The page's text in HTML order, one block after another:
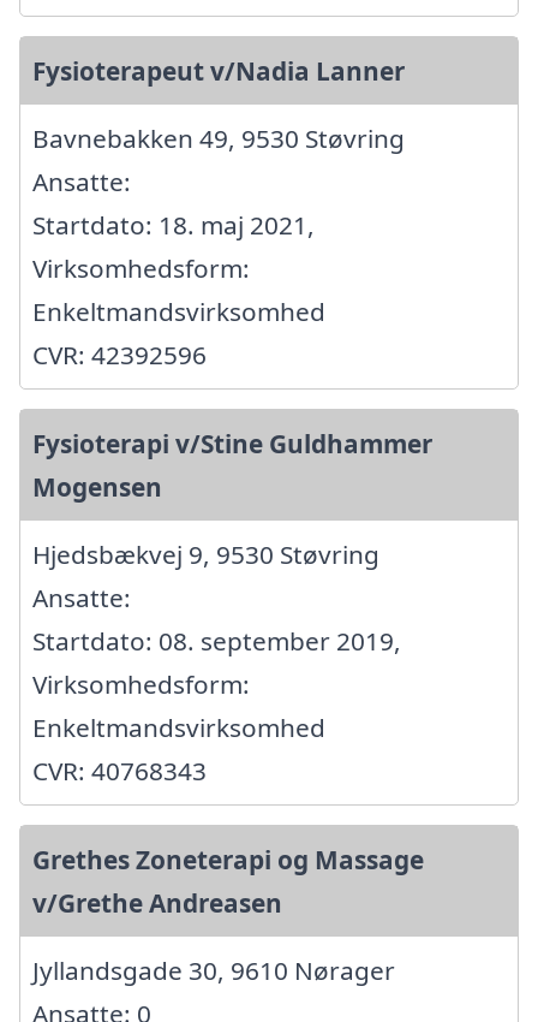
Fysioterapeut v/Nadia Lanner
Bavnebakken 49, 9530 Støvring
Ansatte:
Startdato: 18. maj 2021,
Virksomhedsform:
Enkeltmandsvirksomhed
CVR: 42392596
Fysioterapi v/Stine Guldhammer
Mogensen
Hjedsbækvej 9, 9530 Støvring
Ansatte:
Startdato: 08. september 2019,
Virksomhedsform:
Enkeltmandsvirksomhed
CVR: 40768343
Grethes Zoneterapi og Massage
v/Grethe Andreasen
Jyllandsgade 30, 9610 Nørager
Ansatte: 0